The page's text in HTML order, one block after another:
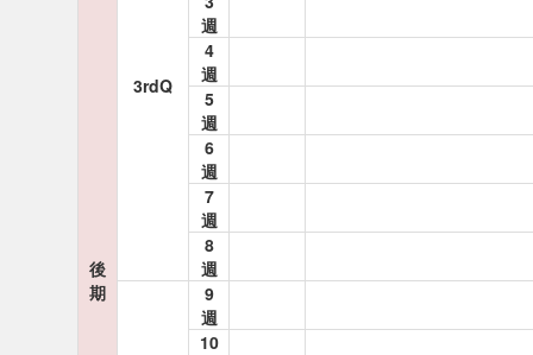
後
期
3rdQ
週
4
週
5
週
6
週
7
週
8
週
9
週
10